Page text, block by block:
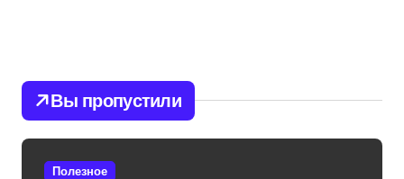
Вы пропустили
Полезное